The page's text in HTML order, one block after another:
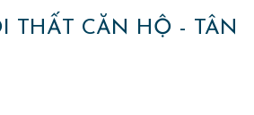
THẤT CĂN HỘ - TÂN